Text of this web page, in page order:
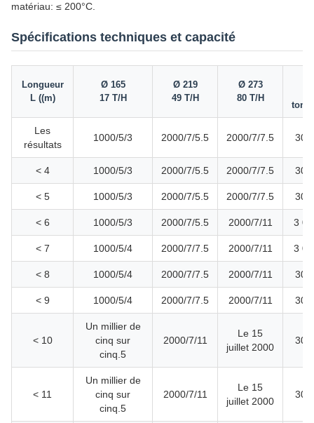
matériau: ≤ 200°C.
Spécifications techniques et capacité
Longueur
L ((m)
Ø 165
17 T/H
Ø 219
49 T/H
Ø 273
80 T/H
Les
résultats
1000/5/3 2000/7/5.5 2000/7/7.5
< 4 1000/5/3 2000/7/5.5 2000/7/7.5
< 5 1000/5/3 2000/7/5.5 2000/7/7.5
< 6 1000/5/3 2000/7/5.5 2000/7/11 3
< 7 1000/5/4 2000/7/7.5 2000/7/11 3
< 8 1000/5/4 2000/7/7.5 2000/7/11
< 9 1000/5/4 2000/7/7.5 2000/7/11
< 10
Un millier de
cinq sur
cinq.5
2000/7/11
Le 15
juillet 2000
< 11
Un millier de
cinq sur
cinq.5
2000/7/11
Le 15
juillet 2000